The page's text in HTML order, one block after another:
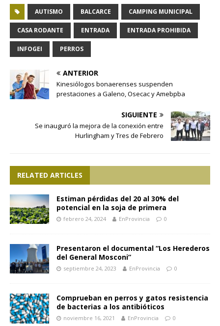
AUTISMO BALCARCE CAMPING MUNICIPAL
CASA RODANTE ENTRADA ENTRADA PROHIBIDA
INFOGEI PERROS
ANTERIOR
Kinesiólogos bonaerenses suspenden
prestaciones a Galeno, Osecac y Amebpba
SIGUIENTE
Se inauguró la mejora de la conexión entre
Hurlingham y Tres de Febrero
RELATED ARTICLES
Estiman pérdidas del 20 al 30% del
potencial en la soja de primera
febrero 24, 2024 EnProvincia 0
Presentaron el documental “Los Herederos
del General Mosconi”
septiembre 24, 2023 EnProvincia 0
Comprueban en perros y gatos resistencia
de bacterias a los antibióticos
noviembre 16, 2021 EnProvincia 0